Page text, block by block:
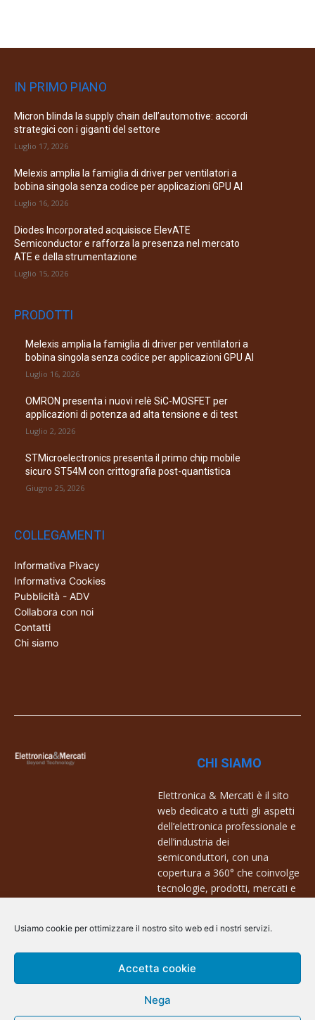
Usiamo cookie per ottimizzare il nostro sito web ed i nostri servizi.
Accetta cookie
Nega
IN PRIMO PIANO
Micron blinda la supply chain dell’automotive: accordi
strategici con i giganti del settore
Luglio 17, 2026
Melexis amplia la famiglia di driver per ventilatori a
bobina singola senza codice per applicazioni GPU AI
Luglio 16, 2026
Diodes Incorporated acquisisce ElevATE
Semiconductor e rafforza la presenza nel mercato
ATE e della strumentazione
Luglio 15, 2026
PRODOTTI
Melexis amplia la famiglia di driver per ventilatori a
bobina singola senza codice per applicazioni GPU AI
Luglio 16, 2026
OMRON presenta i nuovi relè SiC-MOSFET per
applicazioni di potenza ad alta tensione e di test
Luglio 2, 2026
STMicroelectronics presenta il primo chip mobile
sicuro ST54M con crittografia post-quantistica
Giugno 25, 2026
COLLEGAMENTI
Informativa Pivacy
Informativa Cookies
Pubblicità - ADV
Collabora con noi
Contatti
Chi siamo
CHI SIAMO
Elettronica & Mercati è il sito
web dedicato a tutti gli aspetti
dell’elettronica professionale e
dell’industria dei
semiconduttori, con una
copertura a 360° che coinvolge
tecnologie, prodotti, mercati e
Contatti:
info@arscommunication.it